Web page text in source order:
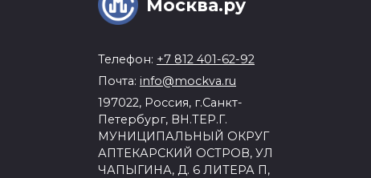
Москва.ру
Телефон: +7 812 401-62-92
Почта: info@mockva.ru
197022, Россия, г.Санкт-
Петербург, ВН.ТЕР.Г.
МУНИЦИПАЛЬНЫЙ ОКРУГ
АПТЕКАРСКИЙ ОСТРОВ, УЛ
ЧАПЫГИНА, Д. 6 ЛИТЕРА П,